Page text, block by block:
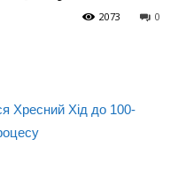
0
2073